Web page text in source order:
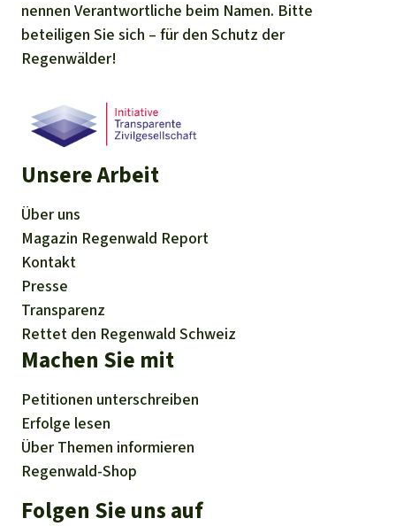
nennen Verantwortliche beim Namen. Bitte
beteiligen Sie sich – für den Schutz der
Regenwälder!
Unsere Arbeit
Über uns
Magazin Regenwald Report
Kontakt
Presse
Transparenz
Rettet den Regenwald Schweiz
Machen Sie mit
Petitionen unterschreiben
Erfolge lesen
Über Themen informieren
Regenwald-Shop
Folgen Sie uns auf